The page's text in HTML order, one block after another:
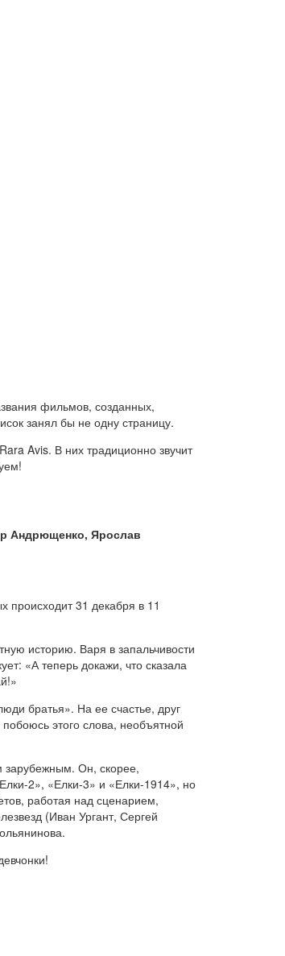
фильмов, созданных,
занял бы не одну страницу.
Avis. В них традиционно звучит
Андрющенко, Ярослав
происходит 31 декабря в 11
историю. Варя в запальчивости
«А теперь докажи, что сказала
братья». На ее счастье, друг
этого слова, необъятной
зарубежным. Он, скорее,
2», «Елки-3» и «Елки-1914», но
работая над сценарием,
(Иван Ургант, Сергей